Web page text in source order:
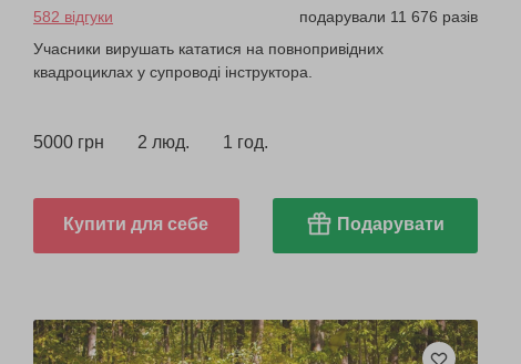
582 відгуки
подарували 11 676 разів
Учасники вирушать кататися на повнопривідних
квадроциклах у супроводі інструктора.
5000 грн 2 люд. 1 год.
Купити для себе Подарувати